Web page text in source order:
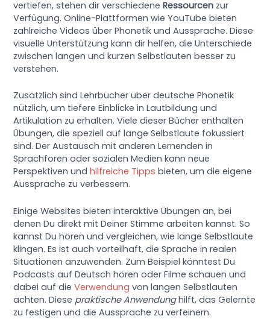
vertiefen, stehen dir verschiedeneRessourcen zur
Verfügung. Online-Plattformen wie YouTube bieten
zahlreiche Videos über Phonetik und Aussprache. Diese
visuelle Unterstützung kann dir helfen, die Unterschiede
zwischen langen und kurzen Selbstlauten besser zu
verstehen.
Zusätzlich sind Lehrbücher über deutsche Phonetik
nützlich, um tiefere Einblicke in Lautbildung und
Artikulation zu erhalten. Viele dieser Bücher enthalten
Übungen, die speziell auf lange Selbstlaute fokussiert
sind. Der Austausch mit anderen Lernenden in
Sprachforen oder sozialen Medien kann neue
Perspektiven undhilfreiche Tipps bieten, um die eigene
Aussprache zu verbessern.
Einige Websites bieten interaktive Übungen an, bei
denen Du direkt mit Deiner Stimme arbeiten kannst. So
kannst Du hören und vergleichen, wie lange Selbstlaute
klingen. Es ist auch vorteilhaft, die Sprache in realen
Situationen anzuwenden. Zum Beispiel könntest Du
Podcasts auf Deutsch hören oder Filme schauen und
dabei auf dieVerwendung von langen Selbstlauten
achten. Diese praktische Anwendunghilft, das Gelernte
zu festigen und die Aussprache zu verfeinern.